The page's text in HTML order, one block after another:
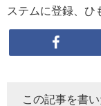
ステムに登録、ひ
この記事を書い